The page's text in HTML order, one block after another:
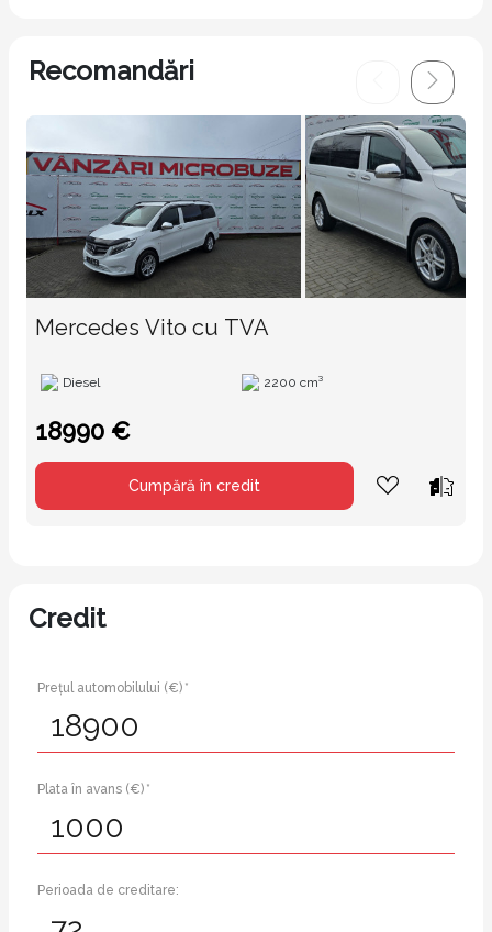
Recomandări
Mercedes Vito cu TVA
Diesel 2200 cm³
18990 €
Cumpără în credit
Credit
Prețul automobilului (€) *
Plata în avans (€) *
Perioada de creditare: